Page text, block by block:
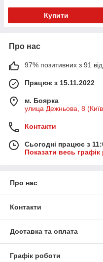
Купити
Про нас
97% позитивних з 91
Працює з 15.11.2022
м. Боярка
улица Дежньова, 8
Контакти
Сьогодні працює з
Показати весь графік
Про нас
Контакти
Доставка та оплата
Графік роботи